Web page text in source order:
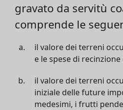
gravato da servitù
comprende le
il valore dei terreni
e le spese di
il valore dei terreni
iniziale delle future
medesimi, i frutti